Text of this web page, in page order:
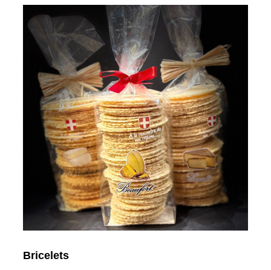
Bricelets